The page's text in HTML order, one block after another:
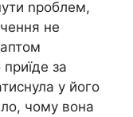
nроблем,
не
за
у його
чому вона